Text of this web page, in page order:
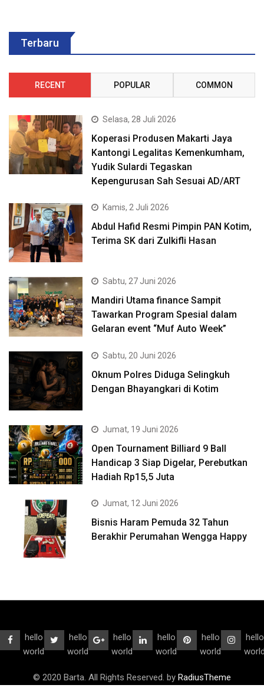
Terbaru
RECENT POPULAR COMMON
Selasa, 28 Juli 2026
Koperasi Produsen Makarti Jaya
Kantongi Legalitas Kemenkumham,
Yudik Sulardi Tegaskan
Kepengurusan Sah Sesuai AD/ART
Kamis, 2 Juli 2026
Abdul Hafid Resmi Pimpin PAN Kotim,
Terima SK dari Zulkifli Hasan
Sabtu, 27 Juni 2026
Mandiri Utama finance Sampit
Tawarkan Program Spesial dalam
Gelaran event “Muf Auto Week”
Sabtu, 20 Juni 2026
Oknum Polres Diduga Selingkuh
Dengan Bhayangkari di Kotim
Jumat, 19 Juni 2026
Open Tournament Billiard 9 Ball
Handicap 3 Siap Digelar, Perebutkan
Hadiah Rp15,5 Juta
Jumat, 12 Juni 2026
Bisnis Haram Pemuda 32 Tahun
Berakhir Perumahan Wengga Happy
hello
world
hello
world
hello
world
hello
world
hello
world
hello
© 2020 Barta. All Rights Reserved. by RadiusTheme